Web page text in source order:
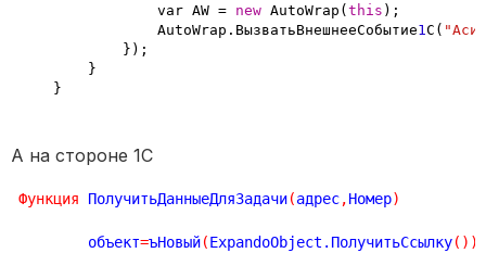
                var AW =
new AutoWrap( this );
                AutoWrap.ВызватьВнешнееСобытие
1 С(
            });
        }
    }
А на стороне 1С
Функция ПолучитьДанныеДляЗадачи(адрес,Номер)
	объект
=ъНовый(ExpandoObject.ПолучитьСсылку( ) )